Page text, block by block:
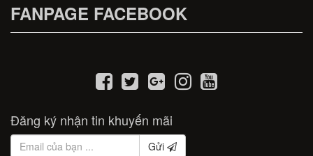
FANPAGE FACEBOOK
Đăng ký nhận tin khuyến mãi
Gửi